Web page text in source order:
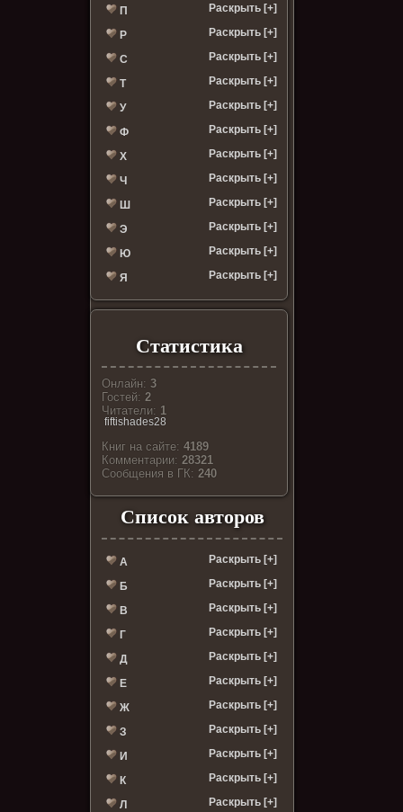
П Раскрыть [+]
Р Раскрыть [+]
С Раскрыть [+]
Т Раскрыть [+]
У Раскрыть [+]
Ф Раскрыть [+]
Х Раскрыть [+]
Ч Раскрыть [+]
Ш Раскрыть [+]
Э Раскрыть [+]
Ю Раскрыть [+]
Я Раскрыть [+]
Статистика
Онлайн:3
Гостей:2
Читатели: 1
fiftishades28
Книг на сайте:4189
Комментарии:28321
Cообщения в ГК:240
Список авторов
А Раскрыть [+]
Б Раскрыть [+]
В Раскрыть [+]
Г Раскрыть [+]
Д Раскрыть [+]
Е Раскрыть [+]
Ж Раскрыть [+]
З Раскрыть [+]
И Раскрыть [+]
К Раскрыть [+]
Л Раскрыть [+]